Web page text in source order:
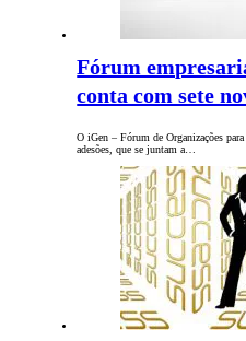
Fórum
conta com sete
O iGen – Fórum de Organizações
adesões, que se juntam a…